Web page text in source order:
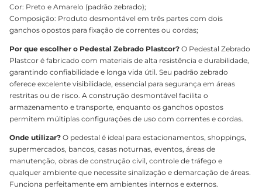
Cor: Preto e Amarelo (padrão zebrado);
Composição: Produto desmontável em três partes com dois
ganchos opostos para fixação de correntes ou cordas;
Por que escolher o Pedestal Zebrado Plastcor? O Pedestal Zebrado
Plastcor é fabricado com materiais de alta resistência e durabilidade,
garantindo confiabilidade e longa vida útil. Seu padrão zebrado
oferece excelente visibilidade, essencial para segurança em áreas
restritas ou de risco. A construção desmontável facilita o
armazenamento e transporte, enquanto os ganchos opostos
permitem múltiplas configurações de uso com correntes e cordas.
Onde utilizar? O pedestal é ideal para estacionamentos, shoppings,
supermercados, bancos, casas noturnas, eventos, áreas de
manutenção, obras de construção civil, controle de tráfego e
qualquer ambiente que necessite sinalização e demarcação de áreas.
Funciona perfeitamente em ambientes internos e externos.